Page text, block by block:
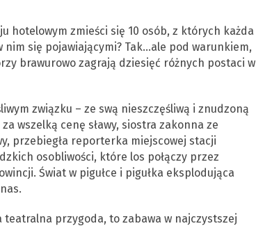
hotelowym zmieści się 10 osób, z których każda
nim się pojawiającymi? Tak…ale pod warunkiem,
brawurowo zagrają dziesięć różnych postaci w
związku – ze swą nieszczęśliwą i znudzoną
wszelką cenę sławy, siostra zakonna ze
przebiegła reporterka miejscowej stacji
osobliwości, które los połączy przez
Świat w pigułce i pigułka eksplodująca
teatralna przygoda, to zabawa w najczystszej